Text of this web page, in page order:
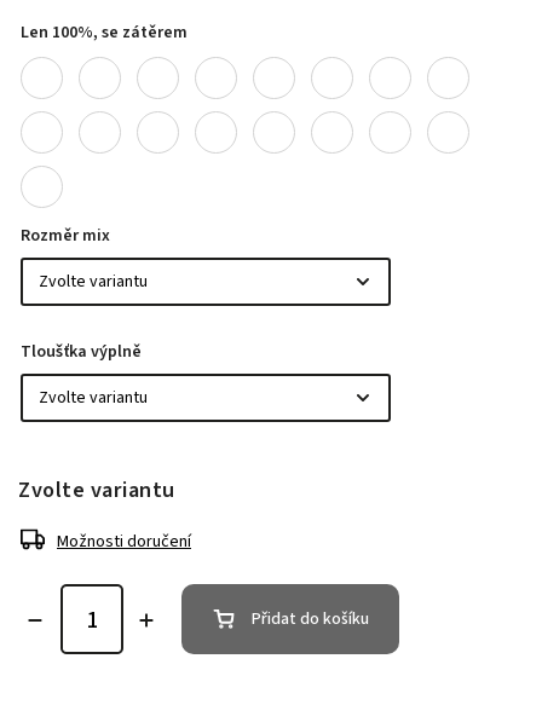
Len 100%, se zátěrem
Rozměr mix
Tloušťka výplně
Zvolte variantu
Možnosti doručení
Přidat do košíku